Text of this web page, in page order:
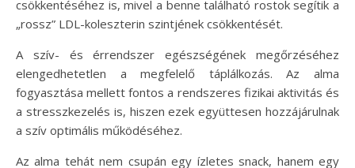
csökkentéséhez is, mivel a benne található rostok segítik a
„rossz” LDL-koleszterin szintjének csökkentését.
A szív- és érrendszer egészségének megőrzéséhez
elengedhetetlen a megfelelő táplálkozás. Az alma
fogyasztása mellett fontos a rendszeres fizikai aktivitás és
a stresszkezelés is, hiszen ezek együttesen hozzájárulnak
a szív optimális működéséhez.
Az alma tehát nem csupán egy ízletes snack, hanem egy